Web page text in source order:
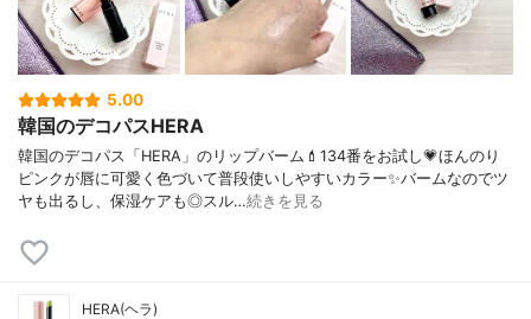
5.00
韓国のデコパスHERA
韓国のデコパス「HERA」のリップバーム💄134番をお試し💗ほんのり
ピンクが唇に可愛く色づいて普段使いしやすいカラー✨バームなのでツ
ヤも出るし、保湿ケアも◎スル…続きを見る
HERA(ヘラ)